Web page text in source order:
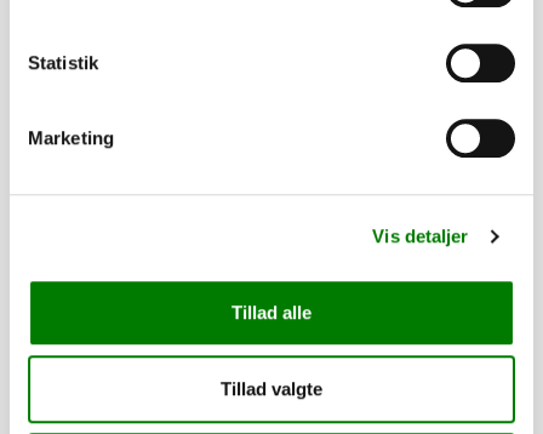
Statistik
Marketing
Vis detaljer
Tillad alle
Tillad valgte
Tilvalg
Tilpas din trailer efter dine behov. Alle dele er som standard
monteret, mens presenninger og lignende leveres løst.
SKU: 10130
+
2.536,00kr. ekskl. moms